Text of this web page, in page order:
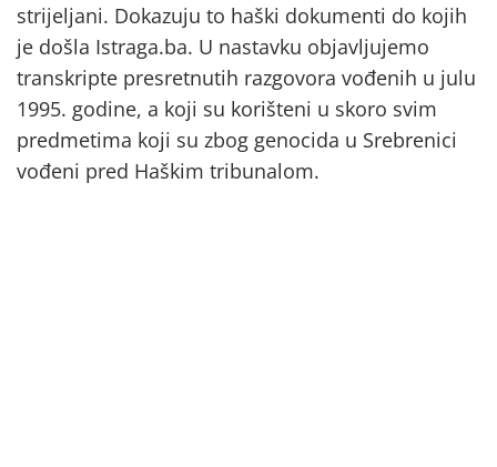
strijeljani. Dokazuju to haški dokumenti do kojih
je došla Istraga.ba. U nastavku objavljujemo
transkripte presretnutih razgovora vođenih u julu
1995. godine, a koji su korišteni u skoro svim
predmetima koji su zbog genocida u Srebrenici
vođeni pred Haškim tribunalom.